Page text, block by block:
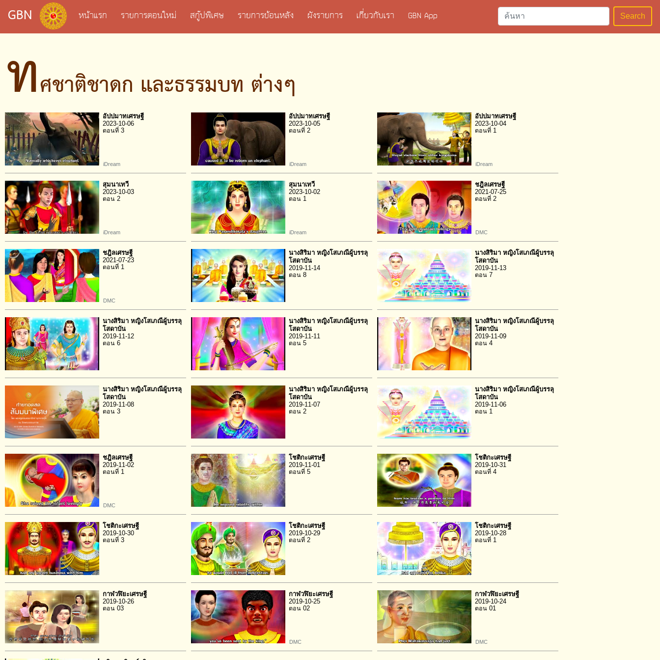
GBN หน้าแรก รายการตอนใหม่ สกู๊ปพิเศษ รายการย้อนหลัง ผังรายการ เกี่ยวกับเรา GBN App Search
ทศชาติชาดก และธรรมบท ต่างๆ
อัปปมาทเศรษฐี
2023-10-06
ตอนที่ 3
iDream
อัปปมาทเศรษฐี
2023-10-05
ตอนที่ 2
iDream
อัปปมาทเศรษฐี
2023-10-04
ตอนที่ 1
iDream
สุมนาเทวี
2023-10-03
ตอน 2
iDream
สุมนาเทวี
2023-10-02
ตอน 1
iDream
ชฎิลเศรษฐี
2021-07-25
ตอนที่ 2
DMC
ชฎิลเศรษฐี
2021-07-23
ตอนที่ 1
DMC
นางสิริมา หญิงโสเภณีผู้บรรลุ
โสดาบัน
2019-11-14
ตอน 8
นางสิริมา หญิงโสเภณีผู้บรรลุ
โสดาบัน
2019-11-13
ตอน 7
นางสิริมา หญิงโสเภณีผู้บรรลุ
โสดาบัน
2019-11-12
ตอน 6
นางสิริมา หญิงโสเภณีผู้บรรลุ
โสดาบัน
2019-11-11
ตอน 5
นางสิริมา หญิงโสเภณีผู้บรรลุ
โสดาบัน
2019-11-09
ตอน 4
นางสิริมา หญิงโสเภณีผู้บรรลุ
โสดาบัน
2019-11-08
ตอน 3
นางสิริมา หญิงโสเภณีผู้บรรลุ
โสดาบัน
2019-11-07
ตอน 2
นางสิริมา หญิงโสเภณีผู้บรรลุ
โสดาบัน
2019-11-06
ตอน 1
ชฎิลเศรษฐี
2019-11-02
ตอนที่ 1
DMC
โชติกะเศรษฐี
2019-11-01
ตอนที่ 5
โชติกะเศรษฐี
2019-10-31
ตอนที่ 4
โชติกะเศรษฐี
2019-10-30
ตอนที่ 3
โชติกะเศรษฐี
2019-10-29
ตอนที่ 2
โชติกะเศรษฐี
2019-10-28
ตอนที่ 1
กาฬวฬิยะเศรษฐี
2019-10-26
ตอน 03
กาฬวฬิยะเศรษฐี
2019-10-25
ตอน 02
DMC
กาฬวฬิยะเศรษฐี
2019-10-24
ตอน 01
DMC